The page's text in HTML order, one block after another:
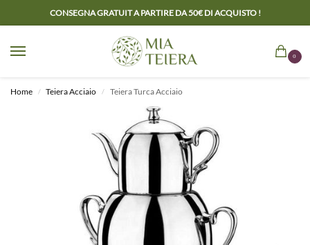
CONSEGNA GRATUIT A PARTIRE DA 50€ DI ACQUISTO !
0
Home / Teiera Acciaio / Teiera Turca Acciaio